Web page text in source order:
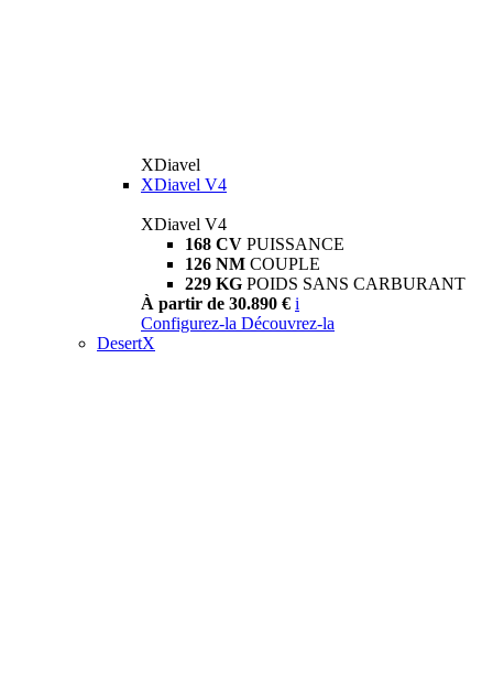
XDiavel
XDiavel V4
XDiavel V4
168 CV PUISSANCE
126 NM COUPLE
229 KG POIDS SANS CARBURANT
À partir de 30.890 € i
Configurez-la Découvrez-la
DesertX